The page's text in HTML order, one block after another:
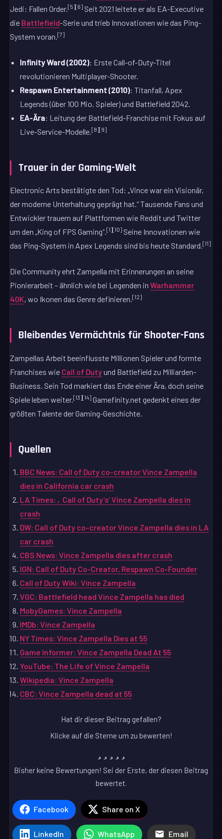
Jedi: Fallen Order.[5][6] Seit 2021 leitete er als EA-Executive
die Battlefield-Serie und trieb Innovationen wie das Ping-
System voran.[7]
Infinity Ward (2002): Erste Call-of-Duty-Titel
revolutionieren Multiplayer-Shooter.
Respawn Entertainment (2010): Titanfall, Apex
Legends (über 100 Mio. Spieler) und Battlefield 2042.
EA-Ära: Leitung der Battlefield-Franchise mit Fokus auf
Live-Service-Modelle.[8][9]
Trauer in der Gaming-Welt
Electronic Arts bestätigte den Tod: „Vince war ein Visionär,
der moderne Unterhaltung geprägt hat.“ Tausende Fans und
Entwickler trauern auf Plattformen wie Reddit und Twitter
um den „King of FPS Gaming“.[1][10] Seine Innovationen wie
das Ping-System in Apex Legends sind bis heute Standard.[11]
Die Community ehrt Zampella mit Erinnerungen an seine
Pionierarbeit – ähnlich wie bei Legenden inWarhammer
40K, wo Ikonen das Genre definieren.[12]
Bleibendes Vermächtnis für Shooter-Fans
Zampellas Arbeit beeinflusste Millionen Spieler und formte
Franchises wie Call of Dutyund Battlefield zu Milliarden-
Business. Sein Tod markiert das Ende einer Ära, doch seine
Spiele leben weiter.[13][14] Gamefinity.net gedenkt eines der
größten Talente der Gaming-Geschichte.
Quellen
BBC News: Call of Duty co-creator Vince Zampella
dies in California car crash
LA Times: ‚Call of Duty’s‘ Vince Zampella dies in
crash
DW: Call of Duty co-creator Vince Zampella dies in LA
car crash
CBS News: Vince Zampella dies after crash
IGN: Call of Duty Co-Creator, Respawn Co-Founder
Call of Duty Wiki: Vince Zampella
VGC: Battlefield head Vince Zampella has died
MobyGames: Vince Zampella
IMDb: Vince Zampella
NY Times: Vince Zampella Dies at 55
Game Informer: Vince Zampella Dead At 55
YouTube: The Life of Vince Zampella
Wikipedia: Vince Zampella
CBC: Vince Zampella dead at 55
Hat dir dieser Beitrag gefallen?
Klicke auf die Sterne um zu bewerten!
Bisher keine Bewertungen! Sei der Erste, der diesen Beitrag
bewertet.
Facebook Share on X
LinkedIn WhatsApp Email